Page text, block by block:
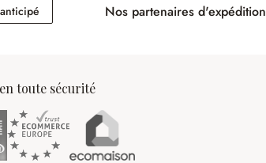
Paiement anticipéNos partenaires d'expédition
toute sécurité